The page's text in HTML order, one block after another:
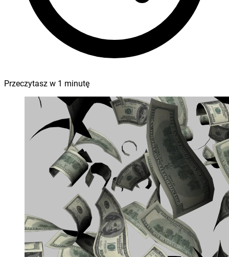
Przeczytasz w 1 minutę